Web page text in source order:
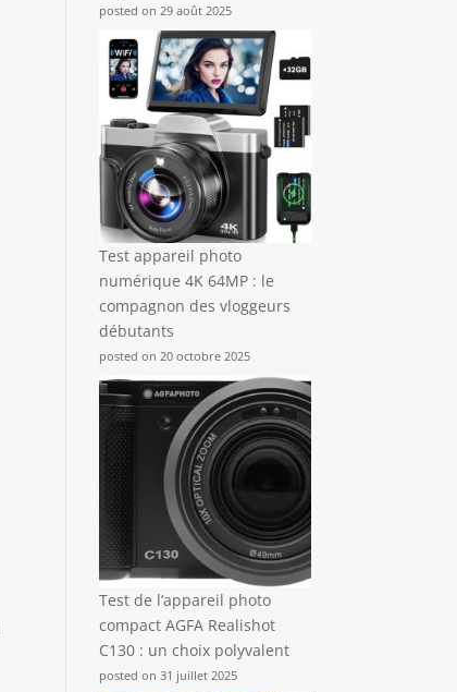
posted on 29 août 2025
Test appareil photo
numérique 4K 64MP : le
compagnon des vloggeurs
débutants
posted on 20 octobre 2025
Test de l’appareil photo
compact AGFA Realishot
C130 : un choix polyvalent
posted on 31 juillet 2025